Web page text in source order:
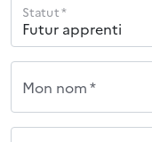
Statut *
Mon nom *